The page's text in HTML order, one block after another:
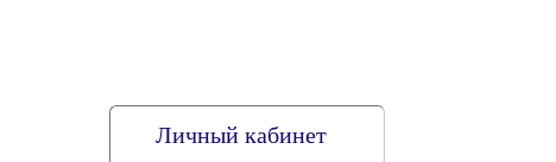
Личный кабинет